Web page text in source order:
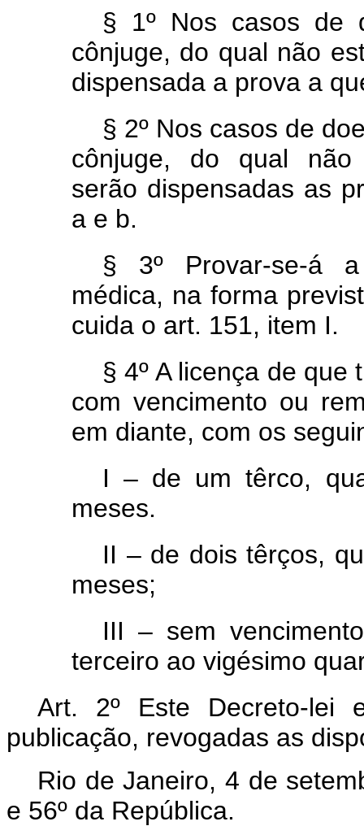
§ 1º Nos casos de
cônjuge, do qual não
dispensada a prova a
§ 2º Nos casos de
cônjuge, do qual não
serão dispensadas as
a e b.
§ 3º Provar-se-á
médica, na forma
cuida o art. 151, item I.
§ 4º A licença de
com vencimento ou
em diante, com os
I – de um têrco,
meses.
II – de dois têrços,
meses;
III – sem
terceiro ao vigésimo
Art. 2º Este Decreto-lei
publicação, revogadas as
Rio de Janeiro, 4 de
e 56º da República.